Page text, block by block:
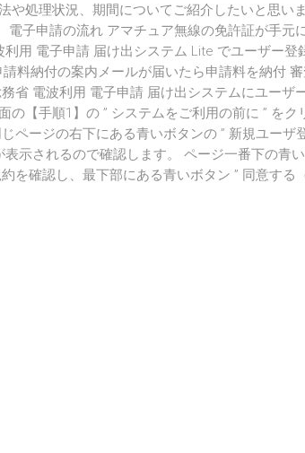
や処理状況、期間についてご紹介したいと思い
子申請の流れ アマチュア無線の免許証が手元
用 電子申請 届け出システム Lite でユーザー登
料納付の案内メールが届いたら申請料を納付
省 電波利用 電子申請 届け出システムにユーザ
【手順1】の ” システムをご利用の前に ” をク
ページの右下にある青いボタンの ” 新規ユーザ
示されるので確認します。 ページ一番下の青
を確認し、最下部にある青いボタン ” 同意する